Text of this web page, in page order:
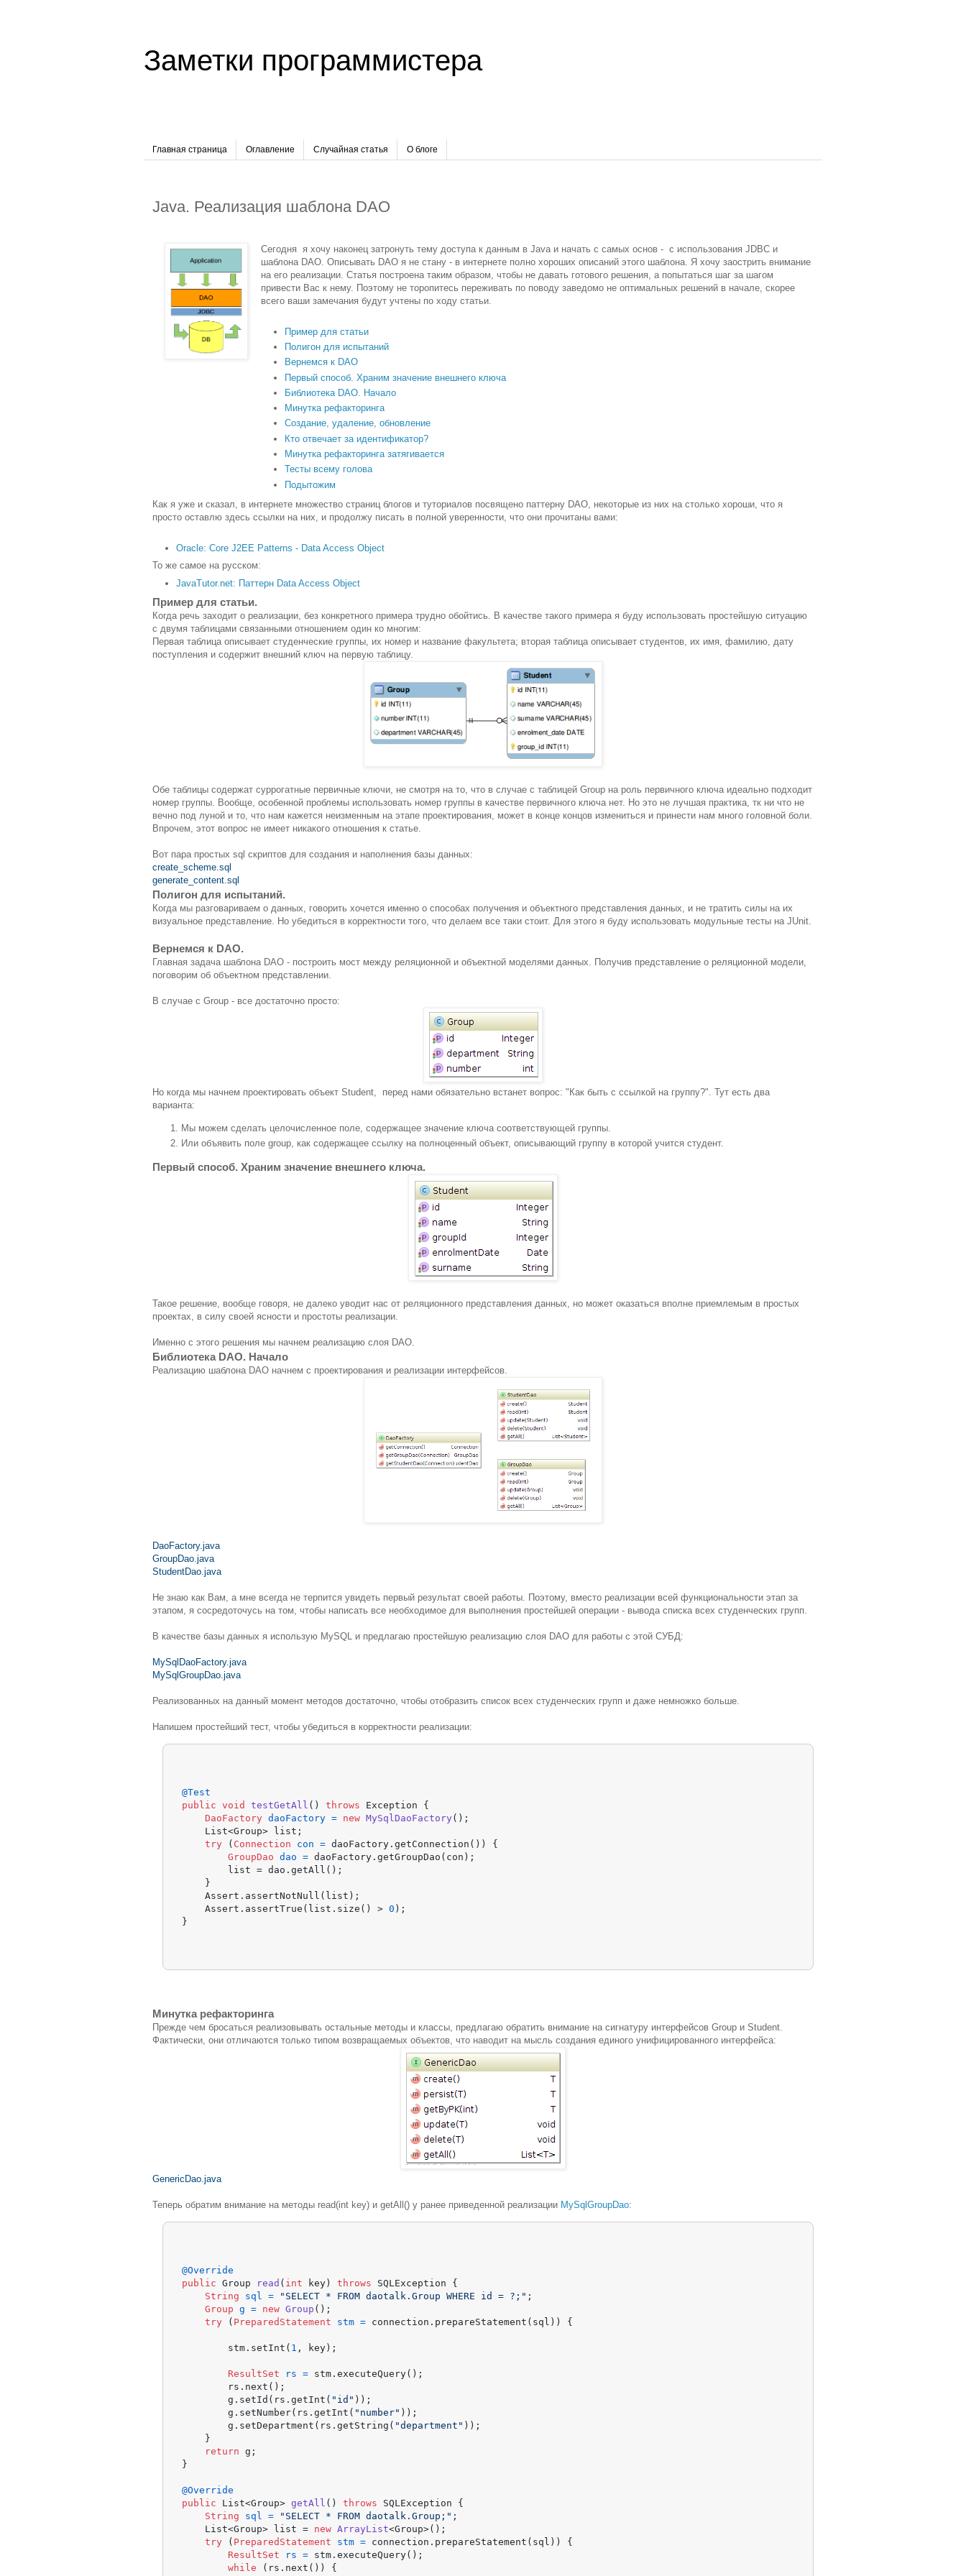
Заметки программистера
Главная страница Оглавление Случайная статья О блоге
Java. Реализация шаблона DAO
Сегодня я хочу наконец затронуть тему доступа к данным в Java и начать с самых основ - с использования JDBC и
шаблона DAO. Описывать DAO я не стану - в интернете полно хороших описаний этого шаблона. Я хочу заострить внимание
на его реализации. Статья построена таким образом, чтобы не давать готового решения, а попытаться шаг за шагом
привести Вас к нему. Поэтому не торопитесь переживать по поводу заведомо не оптимальных решений в начале, скорее
всего ваши замечания будут учтены по ходу статьи.
Пример для статьи
Полигон для испытаний
Вернемся к DAO
Первый способ. Храним значение внешнего ключа
Библиотека DAO. Начало
Минутка рефакторинга
Создание, удаление, обновление
Кто отвечает за идентификатор?
Минутка рефакторинга затягивается
Тесты всему голова
Подытожим
Как я уже и сказал, в интернете множество страниц блогов и туториалов посвящено паттерну DAO, некоторые из них на столько хороши, что я
просто оставлю здесь ссылки на них, и продолжу писать в полной уверенности, что они прочитаны вами:
Oracle: Core J2EE Patterns - Data Access Object
То же самое на русском:
JavaTutor.net: Паттерн Data Access Object
Пример для статьи.
Когда речь заходит о реализации, без конкретного примера трудно обойтись. В качестве такого примера я буду использовать простейшую ситуацию
с двумя таблицами связанными отношением один ко многим:
Первая таблица описывает студенческие группы, их номер и название факультета; вторая таблица описывает студентов, их имя, фамилию, дату
поступления и содержит внешний ключ на первую таблицу.
Обе таблицы содержат суррогатные первичные ключи, не смотря на то, что в случае с таблицей Group на роль первичного ключа идеально подходит
номер группы. Вообще, особенной проблемы использовать номер группы в качестве первичного ключа нет. Но это не лучшая практика, тк ни что не
вечно под луной и то, что нам кажется неизменным на этапе проектирования, может в конце концов измениться и принести нам много головной боли.
Впрочем, этот вопрос не имеет никакого отношения к статье.
Вот пара простых sql скриптов для создания и наполнения базы данных:
create_scheme.sql
generate_content.sql
Полигон для испытаний.
Когда мы разговариваем о данных, говорить хочется именно о способах получения и объектного представления данных, и не тратить силы на их
визуальное представление. Но убедиться в корректности того, что делаем все таки стоит. Для этого я буду использовать модульные тесты на JUnit.
Вернемся к DAO.
Главная задача шаблона DAO - построить мост между реляционной и объектной моделями данных. Получив представление о реляционной модели,
поговорим об объектном представлении.
В случае с Group - все достаточно просто:
Но когда мы начнем проектировать объект Student, перед нами обязательно встанет вопрос: "Как быть с ссылкой на группу?". Тут есть два
варианта:
Мы можем сделать целочисленное поле, содержащее значение ключа соответствующей группы.
Или объявить поле group, как содержащее ссылку на полноценный объект, описывающий группу в которой учится студент.
Первый способ. Храним значение внешнего ключа.
Такое решение, вообще говоря, не далеко уводит нас от реляционного представления данных, но может оказаться вполне приемлемым в простых
проектах, в силу своей ясности и простоты реализации.
Именно с этого решения мы начнем реализацию слоя DAO.
Библиотека DAO. Начало
Реализацию шаблона DAO начнем с проектирования и реализации интерфейсов.
DaoFactory.java
GroupDao.java
StudentDao.java
Не знаю как Вам, а мне всегда не терпится увидеть первый результат своей работы. Поэтому, вместо реализации всей функциональности этап за
этапом, я сосредоточусь на том, чтобы написать все необходимое для выполнения простейшей операции - вывода списка всех студенческих групп.
В качестве базы данных я использую MySQL и предлагаю простейшую реализацию слоя DAO для работы с этой СУБД:
MySqlDaoFactory.java
MySqlGroupDao.java
Реализованных на данный момент методов достаточно, чтобы отобразить список всех студенческих групп и даже немножко больше.
Напишем простейший тест, чтобы убедиться в корректности реализации:
@Test
public
void testGetAll () throws Exception {
DaoFactory daoFactory = new MySqlDaoFactory ();
    List<Group> list;
try ( Connection con = daoFactory.getConnection()) {
GroupDao
dao = daoFactory.getGroupDao(con);
        list = dao.getAll();
    }
    Assert.assertNotNull(list);
    Assert.assertTrue(list.size() >
0 );
Минутка рефакторинга
Прежде чем бросаться реализовывать остальные методы и классы, предлагаю обратить внимание на сигнатуру интерфейсов Group и Student.
Фактически, они отличаются только типом возвращаемых объектов, что наводит на мысль создания единого унифицированного интерфейса:
GenericDao.java
Теперь обратим внимание на методы read(int key) и getAll() у ранее приведенной реализации MySqlGroupDao:
@Override
public Group read ( int key) throws SQLException {
String
sql = "SELECT * FROM daotalk.Group WHERE id = ?;" ;
Group
g = new Group ();
try ( PreparedStatement stm = connection.prepareStatement(sql)) {
        stm.setInt(
1 , key);
ResultSet rs = stm.executeQuery();
        rs.next();
        g.setId(rs.getInt(
"id" ));
        g.setNumber(rs.getInt(
"number" ));
        g.setDepartment(rs.getString(
"department" ));
    }
return g;
}
@Override
public List<Group> getAll () throws SQLException {
String
sql = "SELECT * FROM daotalk.Group;" ;
    List<Group> list =
new ArrayList<Group>();
try ( PreparedStatement stm = connection.prepareStatement(sql)) {
ResultSet
rs = stm.executeQuery();
while (rs.next()) {